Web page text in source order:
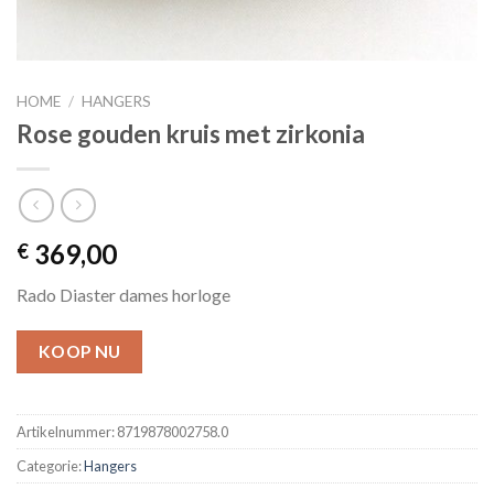
HOME / HANGERS
Rose gouden kruis met zirkonia
€ 369,00
Rado Diaster dames horloge
KOOP NU
Artikelnummer:8719878002758.0
Categorie:Hangers